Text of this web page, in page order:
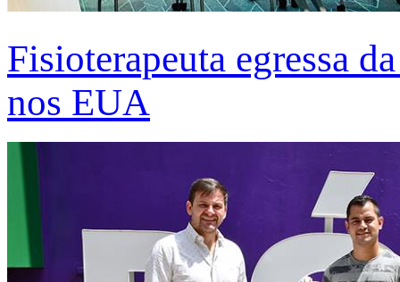
Fisioterapeuta egressa
nos EUA